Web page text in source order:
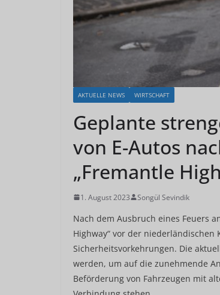
AKTUELLE NEWS WIRTSCHAFT
Geplante
von E-Autos
„Fremantle
1. August 2023 Songül Sevindik
Nach dem Ausbruch eines Feuers
Highway“ vor der
Sicherheitsvorkehrungen. Die
werden, um auf die zunehmende
Beförderung von Fahrzeugen mit